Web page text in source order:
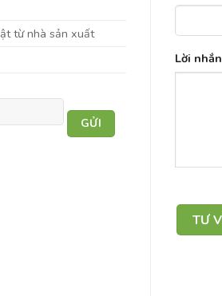
Lời nhắn
từ nhà sản xuất